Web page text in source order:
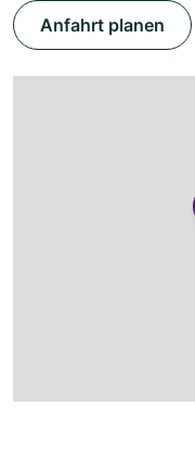
Anfahrt planen